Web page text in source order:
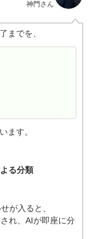
神門さん
までを、
ます。
る分類
が入ると、
れ、AIが即座に分